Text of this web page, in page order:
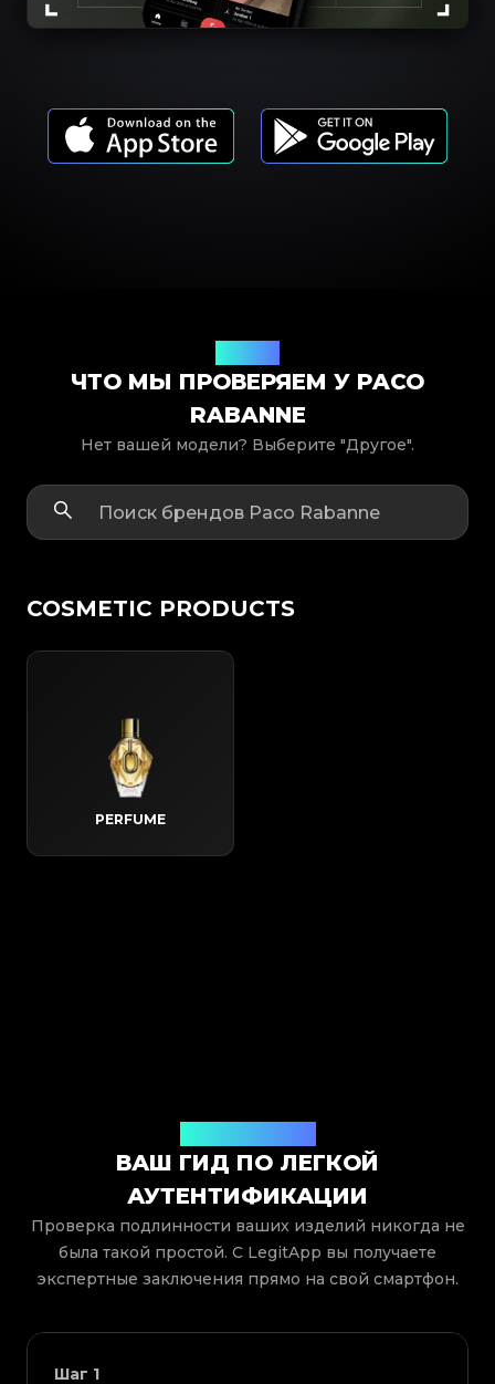
ЧТО МЫ ПРОВЕРЯЕМ У PACO
RABANNE
Нет вашей модели? Выберите "Другое".
COSMETIC PRODUCTS
PERFUME
ВАШ ГИД ПО ЛЕГКОЙ
АУТЕНТИФИКАЦИИ
Проверка подлинности ваших изделий никогда не
была такой простой. С LegitApp вы получаете
экспертные заключения прямо на свой смартфон.
Шаг 1